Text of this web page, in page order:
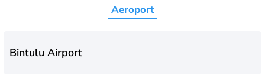
Aeroport
Bintulu Airport